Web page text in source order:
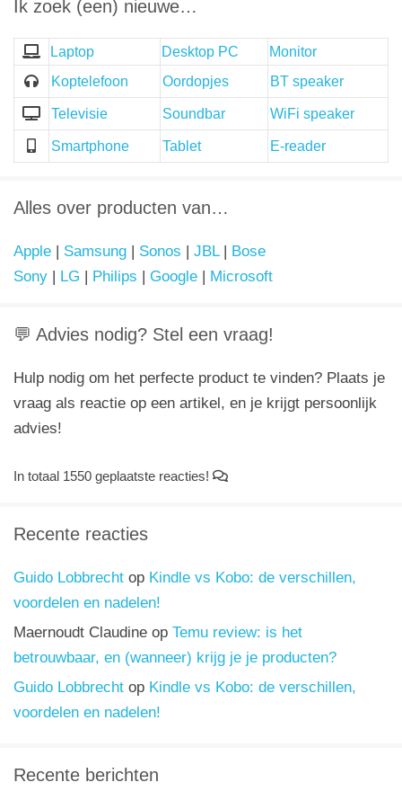
Ik zoek (een) nieuwe…
Laptop Desktop PC
Monitor
Koptelefoon
Oordopjes BT speaker
Televisie Soundbar WiFi speaker
Smartphone Tablet E-reader
Alles over producten van…
Apple | Samsung | Sonos | JBL| Bose
Sony | LG | Philips | Google | Microsoft
💬 Advies nodig? Stel een vraag!
Hulp nodig om het perfecte product te vinden? Plaats je
vraag als reactie op een artikel, en je krijgt persoonlijk
advies!
In totaal 1550 geplaatste reacties!
Recente reacties
Guido Lobbrecht op Kindle vs Kobo: de verschillen,
voordelen en nadelen!
Maernoudt Claudine op Temu review: is het
betrouwbaar, en (wanneer) krijg je je producten?
Guido Lobbrecht op Kindle vs Kobo: de verschillen,
voordelen en nadelen!
Recente berichten